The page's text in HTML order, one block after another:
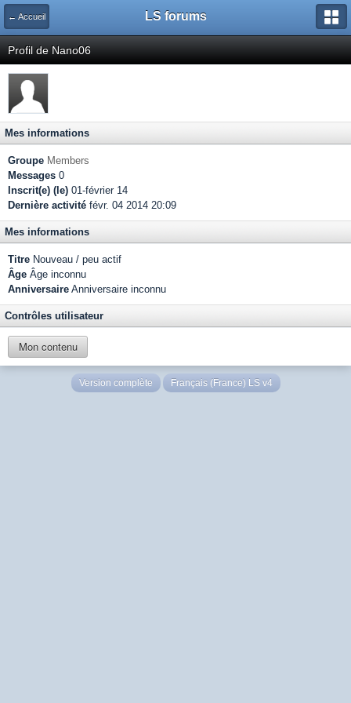
← Accueil LS forums
Profil de Nano06
Mes informations
Groupe Members
Messages 0
Inscrit(e) (le) 01-février 14
Dernière activité févr. 04 2014 20:09
Mes informations
Titre Nouveau / peu actif
Âge Âge inconnu
Anniversaire Anniversaire inconnu
Contrôles utilisateur
Mon contenu
Version complète Français (France) LS v4